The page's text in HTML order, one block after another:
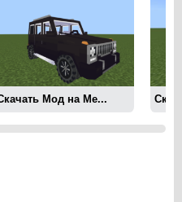
Мод на Me...